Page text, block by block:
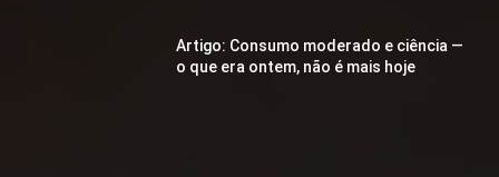
Artigo: Consumo moderado e ciência —
o que era ontem, não é mais hoje